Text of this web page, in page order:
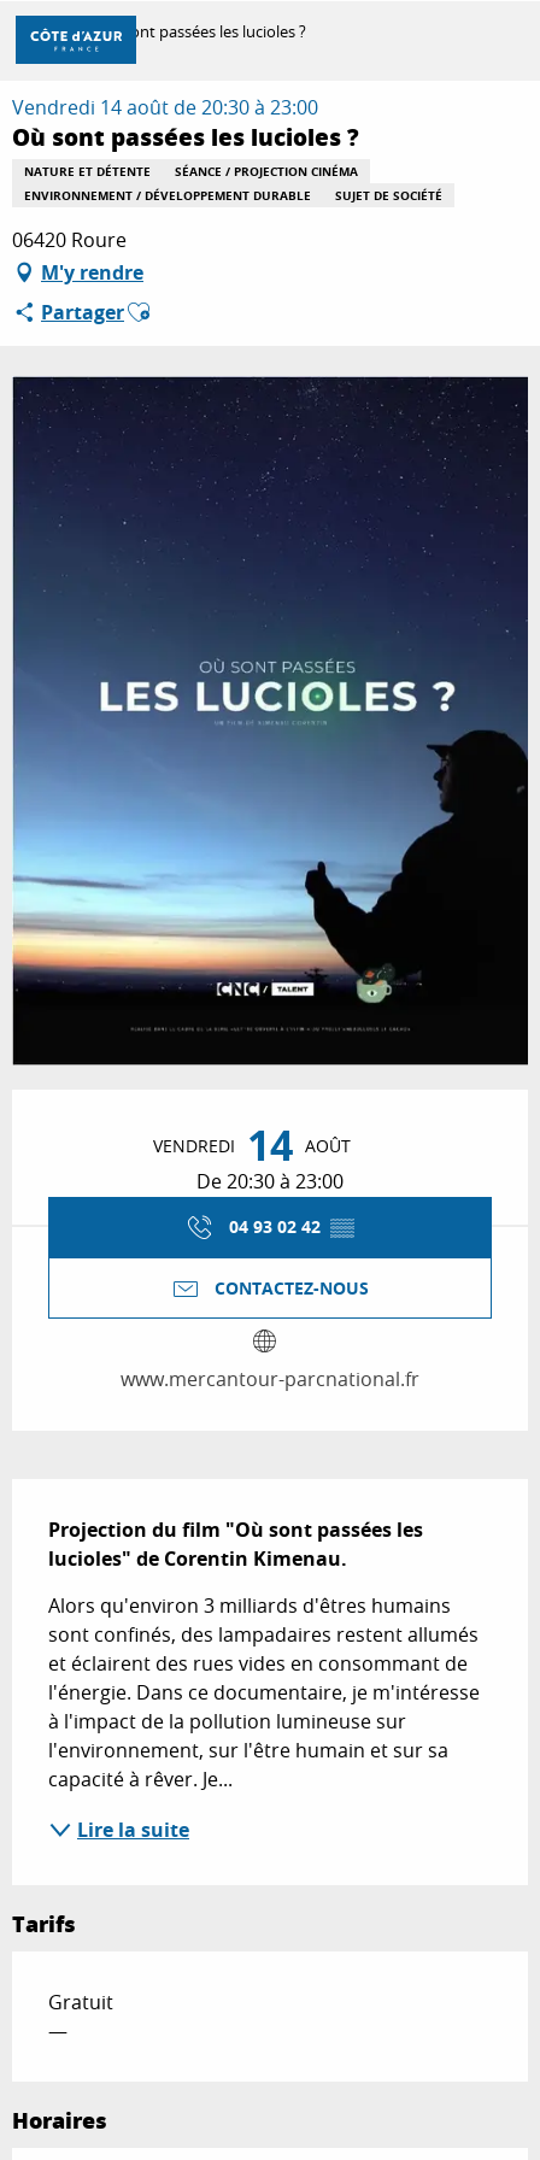
Aller
contenu
principal
DÉCOUVRIR
À FAIRE
SÉJOURNER
Accueil Où sont passées les lucioles ?
Vendredi 14 août de 20:30 à 23:00
Où sont passées les lucioles ?
NATURE ET DÉTENTE
SÉANCE / PROJECTION CINÉMA
ENVIRONNEMENT / DÉVELOPPEMENT DURABLE
SUJET DE SOCIÉTÉ
06420 Roure
M'y rendre
PartagerAjouter aux favoris
VENDREDI 14 AOÛT
De 20:30 à 23:00
04 93 02 42 ▒▒
CONTACTEZ-NOUS
www.mercantour-parcnational.fr
Projection du film "Où sont passées les
lucioles" de Corentin Kimenau.
Alors qu'environ 3 milliards d'êtres humains
sont confinés, des lampadaires restent allumés
et éclairent des rues vides en consommant de
l'énergie. Dans ce documentaire, je m'intéresse
à l'impact de la pollution lumineuse sur
l'environnement, sur l'être humain et sur sa
capacité à rêver. Je...
Lire la suite
Tarifs
Gratuit
—
Horaires